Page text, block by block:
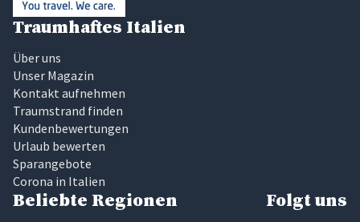
Traumhaftes Italien
Über uns
Unser Magazin
Kontakt aufnehmen
Traumstrand finden
Kundenbewertungen
Urlaub bewerten
Sparangebote
Corona in Italien
Beliebte Regionen Folgt uns